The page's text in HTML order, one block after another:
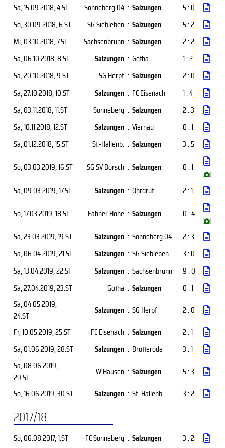
Sa, 15.09.2018, 4.ST Sonneberg 04 : Salzungen
5 : 0
So, 30.09.2018, 6.ST SG Siebleben : Salzungen
5 : 2
Mi, 03.10.2018, 7.ST Sachsenbrunn : Salzungen
2 : 2
Sa, 06.10.2018, 8.ST Salzungen : Gotha
1 : 2
Sa, 20.10.2018, 9.ST SG Herpf : Salzungen
2 : 0
Sa, 27.10.2018, 10.ST Salzungen : FC Eisenach
1 : 4
Sa, 03.11.2018, 11.ST Sonneberg : Salzungen
2 : 3
Sa, 10.11.2018, 12.ST Salzungen : Viernau
0 : 1
Sa, 01.12.2018, 15.ST St.-Hallenb. : Salzungen
3 : 5
So, 03.03.2019, 16.ST SG SV Borsch : Salzungen 0 : 1
( )
Sa, 09.03.2019, 17.ST Salzungen : Ohrdruf
2 : 1
So, 17.03.2019, 18.ST Fahner Höhe : Salzungen 0 : 4
( )
Sa, 23.03.2019, 19.ST Salzungen : Sonneberg 04
2 : 3
Sa, 06.04.2019, 21.ST Salzungen : SG Siebleben
3 : 0
Sa, 13.04.2019, 22.ST Salzungen : Sachsenbrunn
9 : 0
Sa, 27.04.2019, 23.ST Gotha : Salzungen
0 : 1
Sa, 04.05.2019,
24.ST
Salzungen : SG Herpf
2 : 0
Fr, 10.05.2019, 25.ST FC Eisenach : Salzungen
2 : 1
Sa, 01.06.2019, 28.ST Salzungen : Brotterode
3 : 1
Sa, 08.06.2019,
29.ST
W'Hausen : Salzungen
5 : 3
So, 16.06.2019, 30.ST Salzungen : St.-Hallenb. 3 : 2
2017/18
So, 06.08.2017, 1.ST FC Sonneberg : Salzungen
3 : 2